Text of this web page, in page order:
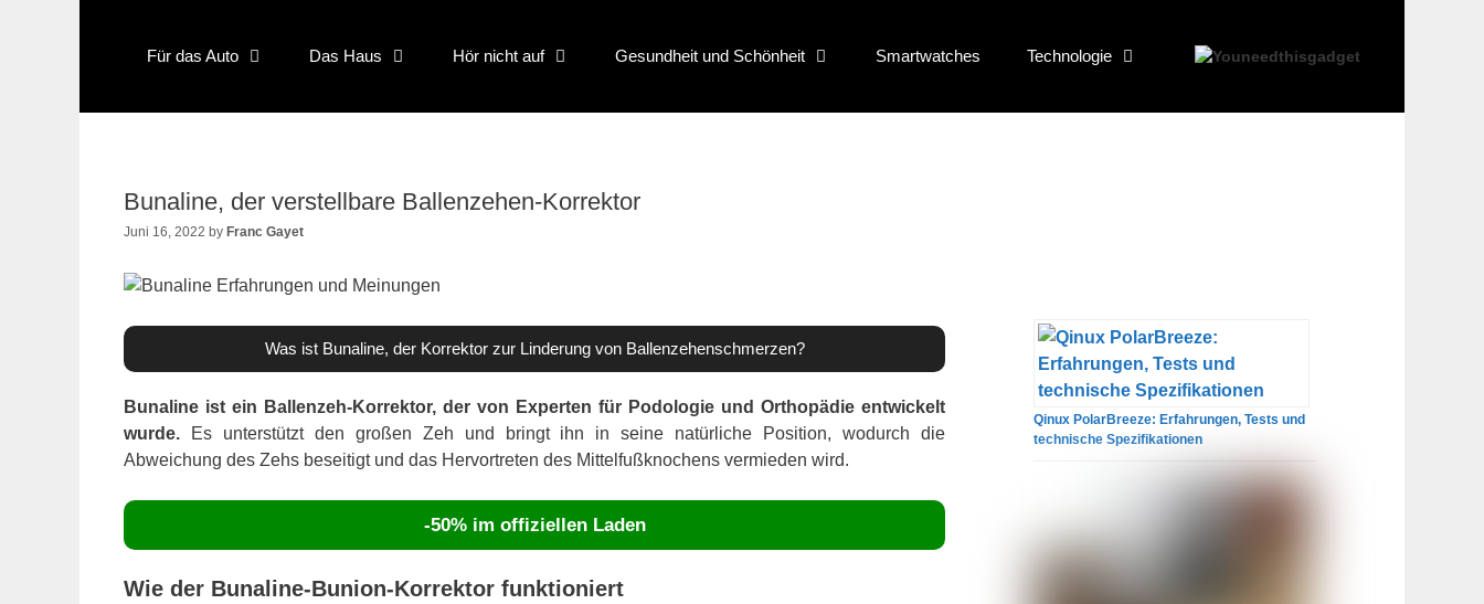
Für das Auto Das Haus Hör nicht auf Gesundheit und Schönheit Smartwatches Technologie
Bunaline, der verstellbare Ballenzehen-Korrektor
Juni 16, 2022 by Franc Gayet
Was ist Bunaline, der Korrektor zur Linderung von Ballenzehenschmerzen?
Bunaline ist ein Ballenzeh-Korrektor, der von Experten für Podologie und Orthopädie entwickelt
wurde. Es unterstützt den großen Zeh und bringt ihn in seine natürliche Position, wodurch die
Abweichung des Zehs beseitigt und das Hervortreten des Mittelfußknochens vermieden wird.
-50% im offiziellen Laden
Wie der Bunaline-Bunion-Korrektor funktioniert
Qinux PolarBreeze: Erfahrungen, Tests und
technische Spezifikationen